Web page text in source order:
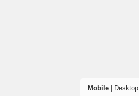
Mobile| Desktop